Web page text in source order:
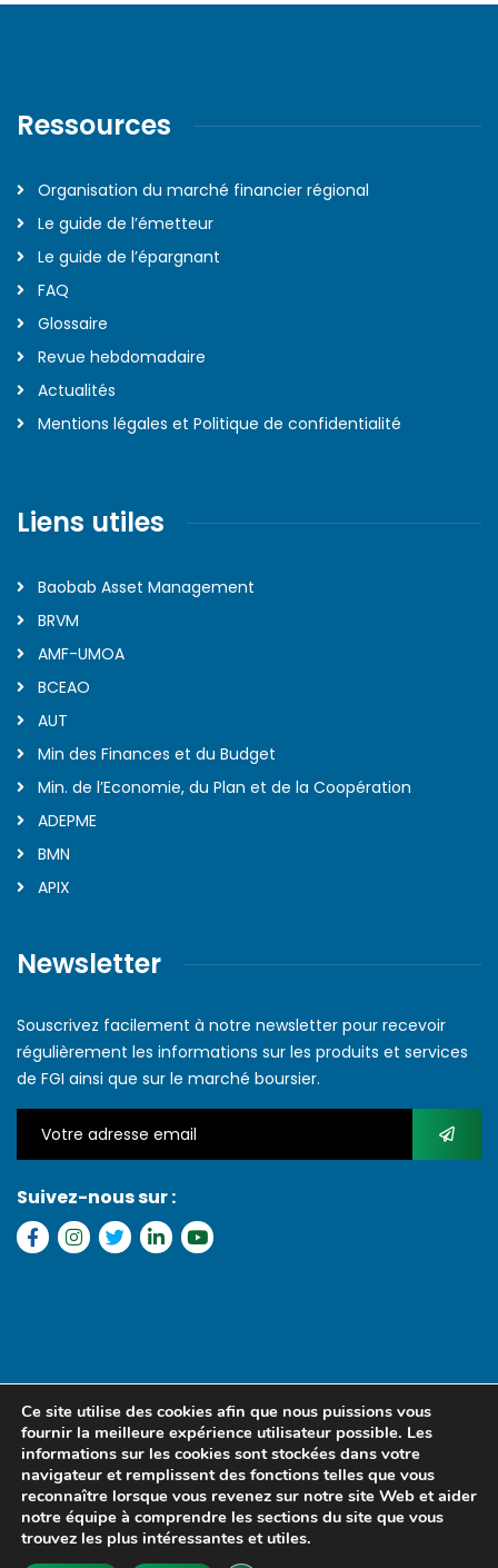
Ressources
Organisation du marché financier régional
Le guide de l’émetteur
Le guide de l’épargnant
FAQ
Glossaire
Revue hebdomadaire
Actualités
Mentions légales et Politique de confidentialité
Liens utiles
Baobab Asset Management
BRVM
AMF-UMOA
BCEAO
AUT
Min des Finances et du Budget
Min. de l’Economie, du Plan et de la Coopération
ADEPME
BMN
APIX
Newsletter
Souscrivez facilement à notre newsletter pour recevoir
régulièrement les informations sur les produits et services
de FGI ainsi que sur le marché boursier.
Suivez-nous sur :
MEDIA SENEGAL
Ce site utilise des cookies afin que nous puissions vous
fournir la meilleure expérience utilisateur possible. Les
informations sur les cookies sont stockées dans votre
navigateur et remplissent des fonctions telles que vous
reconnaître lorsque vous revenez sur notre site Web et aider
notre équipe à comprendre les sections du site que vous
trouvez les plus intéressantes et utiles.